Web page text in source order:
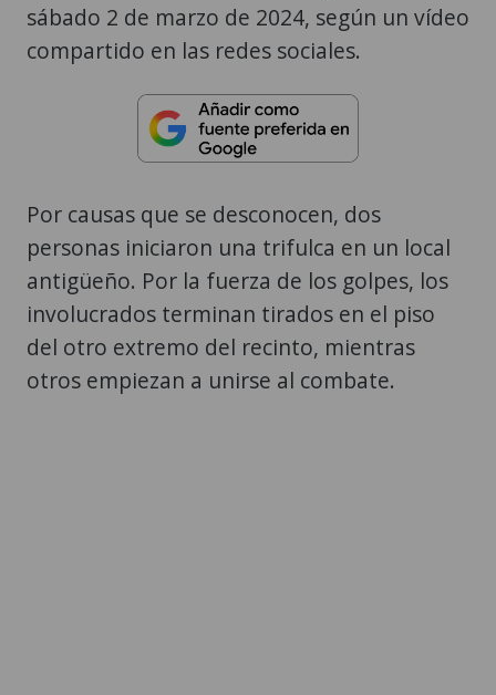
sábado 2 de marzo de 2024, según un vídeo
compartido en las redes sociales.
Por causas que se desconocen, dos
personas iniciaron una trifulca en un local
antigüeño. Por la fuerza de los golpes, los
involucrados terminan tirados en el piso
del otro extremo del recinto, mientras
otros empiezan a unirse al combate.